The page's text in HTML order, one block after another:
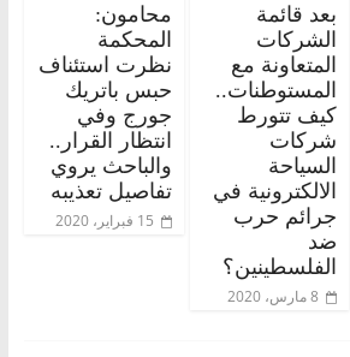
بعد قائمة
الشركات
المتعاونة مع
المستوطنات..
كيف تتورط
شركات
السياحة
الالكترونية في
جرائم حرب
ضد
الفلسطينين؟
8 مارس، 2020
محامون:
المحكمة
نظرت استئناف
حبس باتريك
جورج وفي
انتظار القرار..
والباحث يروي
تفاصيل تعذيبه
15 فبراير، 2020